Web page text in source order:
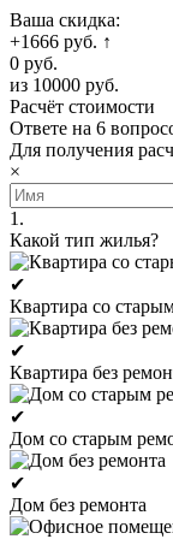
Ваша скидка:
+1666 руб. ↑
0 руб.
из 10000 руб.
Расчёт стоимости
Ответе на 6
Для получения
×
1.
Какой тип жилья?
✔
Квартира со
✔
Квартира без
✔
Дом со старым
✔
Дом без ремонта